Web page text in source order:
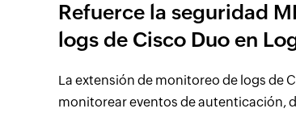
Refuerce la seguridad
logs de Cisco Duo en
La extensión de monitoreo de logs de
monitorear eventos de autenticación,